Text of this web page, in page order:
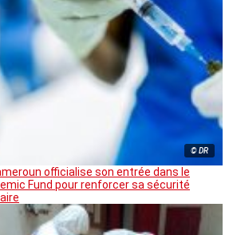
© DR
officialise son entrée dans le
Fund pour renforcer sa sécurité